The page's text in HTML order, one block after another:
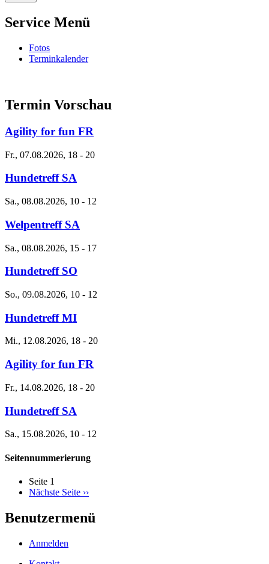
Service Menü
Fotos
Terminkalender
Termin Vorschau
Agility for fun FR
Fr., 07.08.2026, 18 - 20
Hundetreff SA
Sa., 08.08.2026, 10 - 12
Welpentreff SA
Sa., 08.08.2026, 15 - 17
Hundetreff SO
So., 09.08.2026, 10 - 12
Hundetreff MI
Mi., 12.08.2026, 18 - 20
Agility for fun FR
Fr., 14.08.2026, 18 - 20
Hundetreff SA
Sa., 15.08.2026, 10 - 12
Seitennummerierung
Seite 1
Nächste Seite ››
Benutzermenü
Anmelden